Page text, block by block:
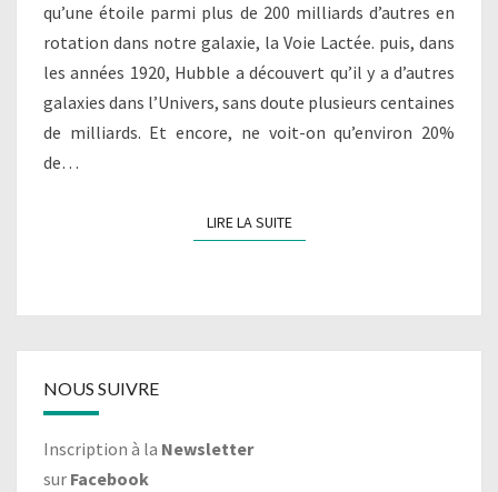
qu’une étoile parmi plus de 200 milliards d’autres en
rotation dans notre galaxie, la Voie Lactée. puis, dans
les années 1920, Hubble a découvert qu’il y a d’autres
galaxies dans l’Univers, sans doute plusieurs centaines
de milliards. Et encore, ne voit-on qu’environ 20%
de…
LIRE LA SUITELIRE LA SUITE
NOUS SUIVRE
Inscription à la Newsletter
sur Facebook